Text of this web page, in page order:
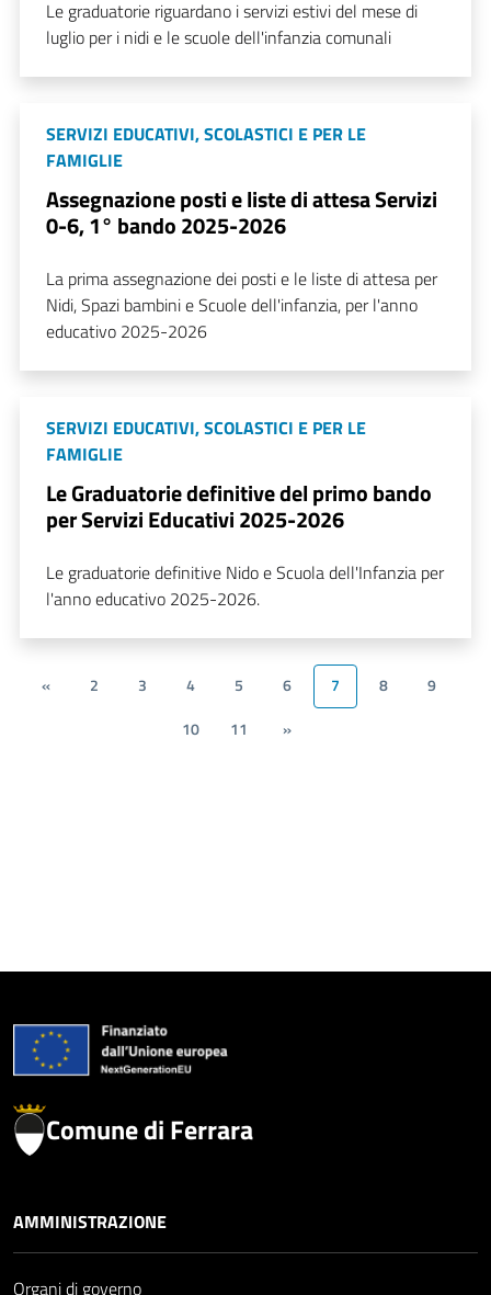
Le graduatorie riguardano i servizi estivi del mese di
luglio per i nidi e le scuole dell'infanzia comunali
SERVIZI EDUCATIVI, SCOLASTICI E PER LE
FAMIGLIE
Assegnazione posti e liste di attesa Servizi
0-6, 1° bando 2025-2026
La prima assegnazione dei posti e le liste di attesa per
Nidi, Spazi bambini e Scuole dell'infanzia, per l'anno
educativo 2025-2026
SERVIZI EDUCATIVI, SCOLASTICI E PER LE
FAMIGLIE
Le Graduatorie definitive del primo bando
per Servizi Educativi 2025-2026
Le graduatorie definitive Nido e Scuola dell'Infanzia per
l'anno educativo 2025-2026.
« 2 3 4 5 6 7 8
9
10
11 »
Comune di Ferrara
AMMINISTRAZIONE
Organi di governo